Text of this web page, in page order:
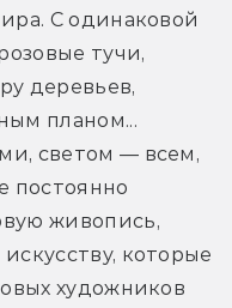
С одинаковой
тучи,
деревьев,
планом...
светом — всем,
постоянно
живопись,
которые
художников